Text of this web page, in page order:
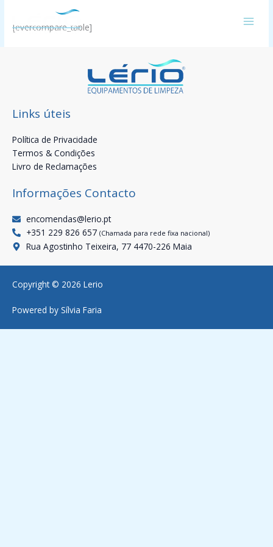
content[evercompare_table]
Links úteis
Política de Privacidade
Termos & Condições
Livro de Reclamações
Informações Contacto
encomendas@lerio.pt
+351 229 826 657 (Chamada para rede fixa nacional)
Rua Agostinho Teixeira, 77 4470-226 Maia
Copyright © 2026 Lerio
Powered by Sílvia Faria